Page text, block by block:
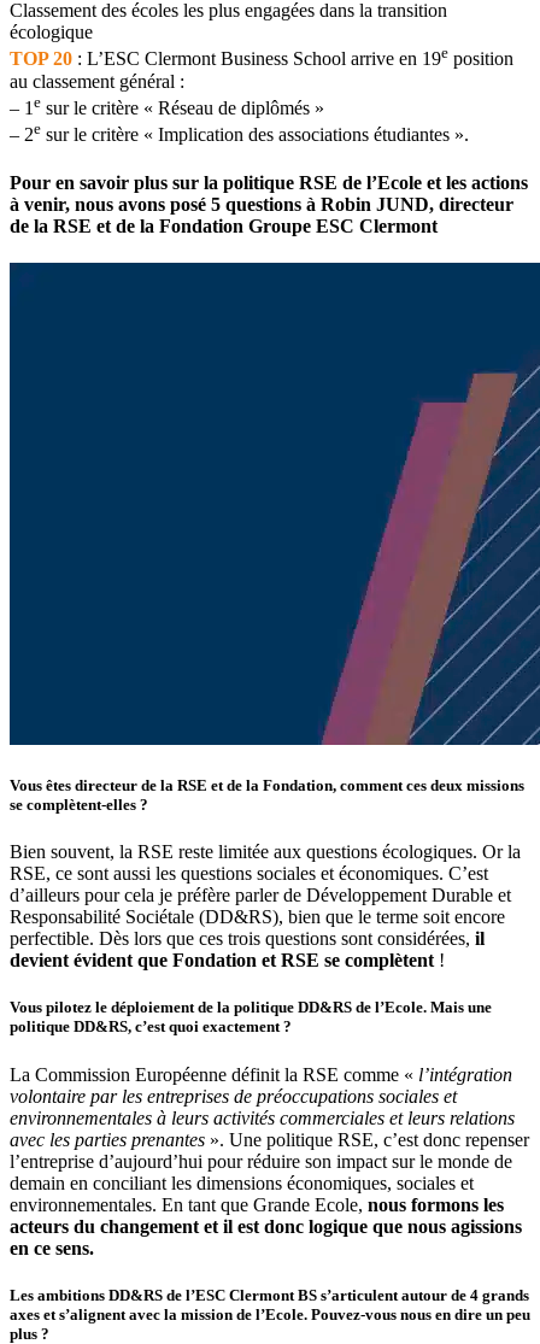
Classement des écoles les plus engagées dans la transition
écologique
TOP 20 : L’ESC Clermont Business School arrive en 19e position
au classement général :
– 1 e sur le critère « Réseau de diplômés »
– 2e sur le critère « Implication des associations étudiantes ».
Pour en savoir plus sur la politique RSE de l’Ecole et les actions
à venir, nous avons posé 5 questions à Robin JUND, directeur
de la RSE et de la Fondation Groupe ESC Clermont
Vous êtes directeur de la RSE et de la Fondation, comment ces deux missions
se complètent-elles ?
Bien souvent, la RSE reste limitée aux questions écologiques. Or la
RSE, ce sont aussi les questions sociales et économiques. C’est
d’ailleurs pour cela je préfère parler de Développement Durable et
Responsabilité Sociétale (DD&RS), bien que le terme soit encore
perfectible. Dès lors que ces trois questions sont considérées, il
devient évident que Fondation et RSE se complètent !
Vous pilotez le déploiement de la politique DD&RS de l’Ecole. Mais une
politique DD&RS, c’est quoi exactement ?
La Commission Européenne définit la RSE comme « l’intégration
volontaire par les entreprises de préoccupations sociales et
environnementales à leurs activités commerciales et leurs relations
avec les parties prenantes ». Une politique RSE, c’est donc repenser
l’entreprise d’aujourd’hui pour réduire son impact sur le monde de
demain en conciliant les dimensions économiques, sociales et
environnementales. En tant que Grande Ecole, nous formons les
acteurs du changement et il est donc logique que nous agissions
en ce sens.
Les ambitions DD&RS de l’ESC Clermont BS s’articulent autour de 4 grands
axes et s’alignent avec la mission de l’Ecole. Pouvez-vous nous en dire un peu
plus ?